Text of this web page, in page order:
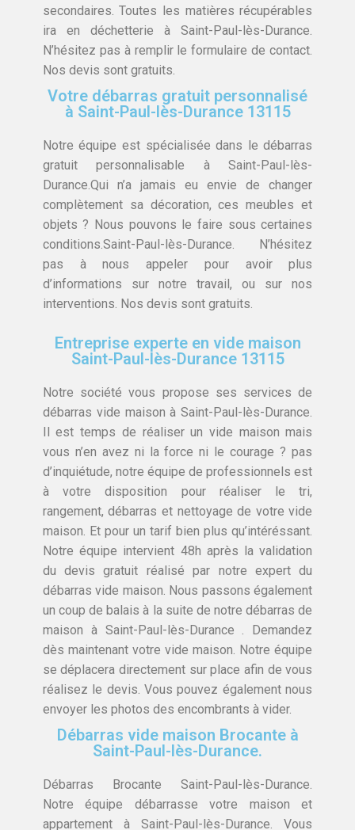
secondaires. Toutes les matières récupérables
ira en déchetterie à Saint-Paul-lès-Durance.
N’hésitez pas à remplir le formulaire de contact.
Nos devis sont gratuits.
Votre débarras gratuit personnalisé
à Saint-Paul-lès-Durance 13115
Notre équipe est spécialisée dans le débarras
gratuit personnalisable à Saint-Paul-lès-
Durance.Qui n’a jamais eu envie de changer
complètement sa décoration, ces meubles et
objets ? Nous pouvons le faire sous certaines
conditions.Saint-Paul-lès-Durance. N’hésitez
pas à nous appeler pour avoir plus
d’informations sur notre travail, ou sur nos
interventions. Nos devis sont gratuits.
Entreprise experte en vide maison
Saint-Paul-lès-Durance 13115
Notre société vous propose ses services de
débarras vide maison à Saint-Paul-lès-Durance.
Il est temps de réaliser un vide maison mais
vous n’en avez ni la force ni le courage ? pas
d’inquiétude, notre équipe de professionnels est
à votre disposition pour réaliser le tri,
rangement, débarras et nettoyage de votre vide
maison. Et pour un tarif bien plus qu’intéréssant.
Notre équipe intervient 48h après la validation
du devis gratuit réalisé par notre expert du
débarras vide maison. Nous passons également
un coup de balais à la suite de notre débarras de
maison à Saint-Paul-lès-Durance . Demandez
dès maintenant votre vide maison. Notre équipe
se déplacera directement sur place afin de vous
réalisez le devis. Vous pouvez également nous
envoyer les photos des encombrants à vider.
Débarras vide maison Brocante à
Saint-Paul-lès-Durance.
Débarras Brocante Saint-Paul-lès-Durance.
Notre équipe débarrasse votre maison et
appartement à Saint-Paul-lès-Durance. Vous